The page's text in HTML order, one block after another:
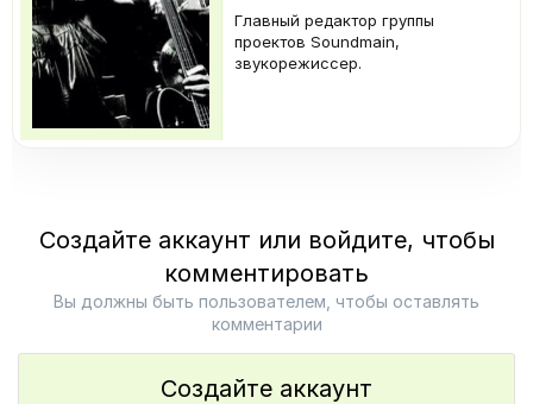
Главный редактор группы
проектов Soundmain,
звукорежиссер.
Создайте аккаунт или войдите, чтобы
комментировать
Вы должны быть пользователем, чтобы оставлять
комментарии
Создайте аккаунт